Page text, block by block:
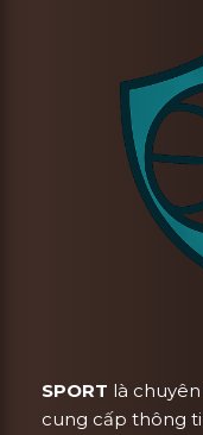
SPORT là
cung cấp thông